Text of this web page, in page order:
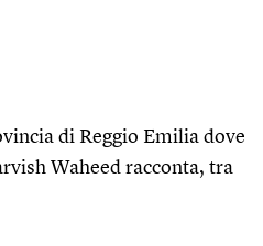
di Reggio Emilia dove
Waheed racconta, tra